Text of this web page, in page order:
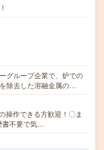
グループ企業で、炉での
除去した溶融金属の…
作できる方歓迎！〇ま
書不要で気…